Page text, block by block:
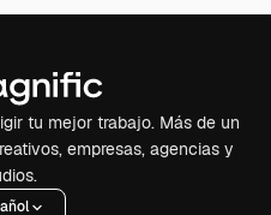
tu mejor trabajo. Más de un
empresas, agencias y